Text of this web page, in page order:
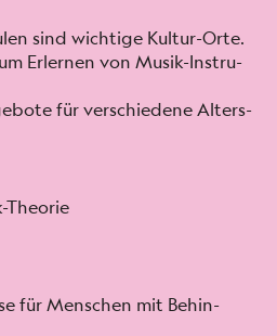
sind wichtige Kul­tur-Orte.
Erler­nen von Musik-Instru­
für ver­schiedene Alters-
The­o­rie
für Men­schen mit Behin­